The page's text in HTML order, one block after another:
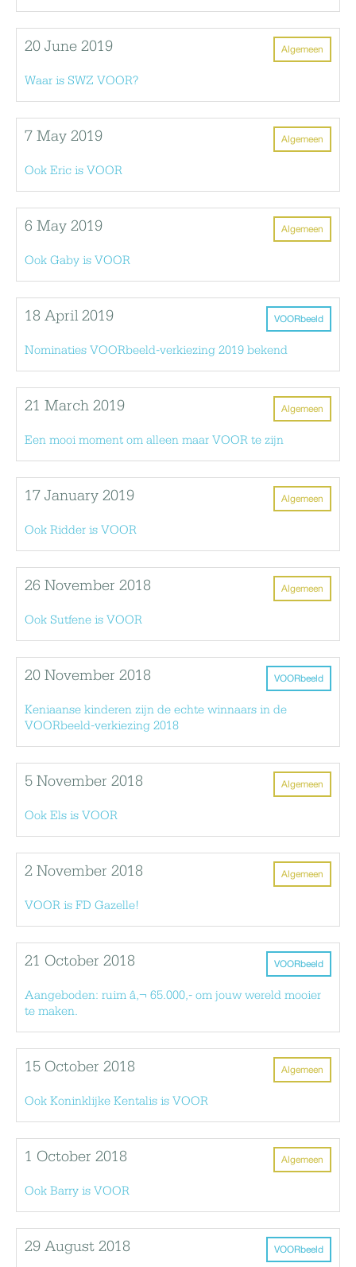
Algemeen
20 June 2019
Waar is SWZ VOOR?
Algemeen
7 May 2019
Ook Eric is VOOR
Algemeen
6 May 2019
Ook Gaby is VOOR
VOORbeeld
18 April 2019
Nominaties VOORbeeld-verkiezing 2019 bekend
Algemeen
21 March 2019
Een mooi moment om alleen maar VOOR te zijn
Algemeen
17 January 2019
Ook Ridder is VOOR
Algemeen
26 November 2018
Ook Sutfene is VOOR
VOORbeeld
20 November 2018
Keniaanse kinderen zijn de echte winnaars in de
VOORbeeld-verkiezing 2018
Algemeen
5 November 2018
Ook Els is VOOR
Algemeen
2 November 2018
VOOR is FD Gazelle!
VOORbeeld
21 October 2018
Aangeboden: ruim â‚¬ 65.000,- om jouw wereld mooier
te maken.
Algemeen
15 October 2018
Ook Koninklijke Kentalis is VOOR
Algemeen
1 October 2018
Ook Barry is VOOR
VOORbeeld
29 August 2018